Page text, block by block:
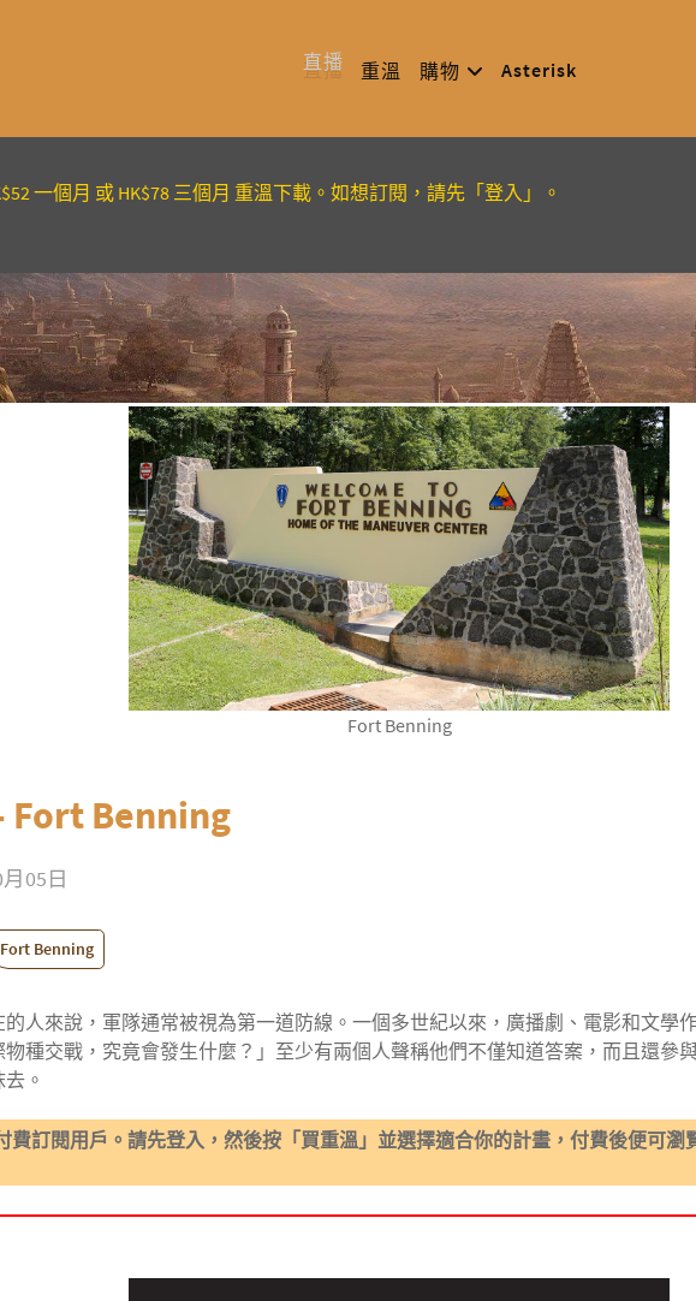
直播 重溫 購物 Asterisk
一個月 或 HK$78 三個月 重溫下載。如想訂閱，請先「登入」。
Fort Benning
Fort Benning
05日
Fort Benning
人來說，軍隊通常被視為第一道防線。一個多世紀以來，廣播劇、電影和文學
種交戰，究竟會發生什麼？」至少有兩個人聲稱他們不僅知道答案，而且還參
。
費訂閱用戶。請先登入，然後按「買重溫」並選擇適合你的計畫，付費後便可瀏